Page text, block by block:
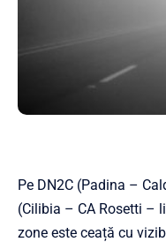
Pe DN2C (Padina –
(Cilibia – CA Rosetti –
zone este ceață cu